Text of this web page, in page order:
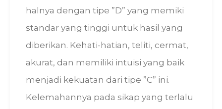
halnya dengan tipe ”D” yang memiki
standar yang tinggi untuk hasil yang
diberikan. Kehati-hatian, teliti, cermat,
akurat, dan memiliki intuisi yang baik
menjadi kekuatan dari tipe ”C” ini.
Kelemahannya pada sikap yang terlalu